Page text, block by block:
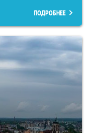
ПОДРОБНЕЕ